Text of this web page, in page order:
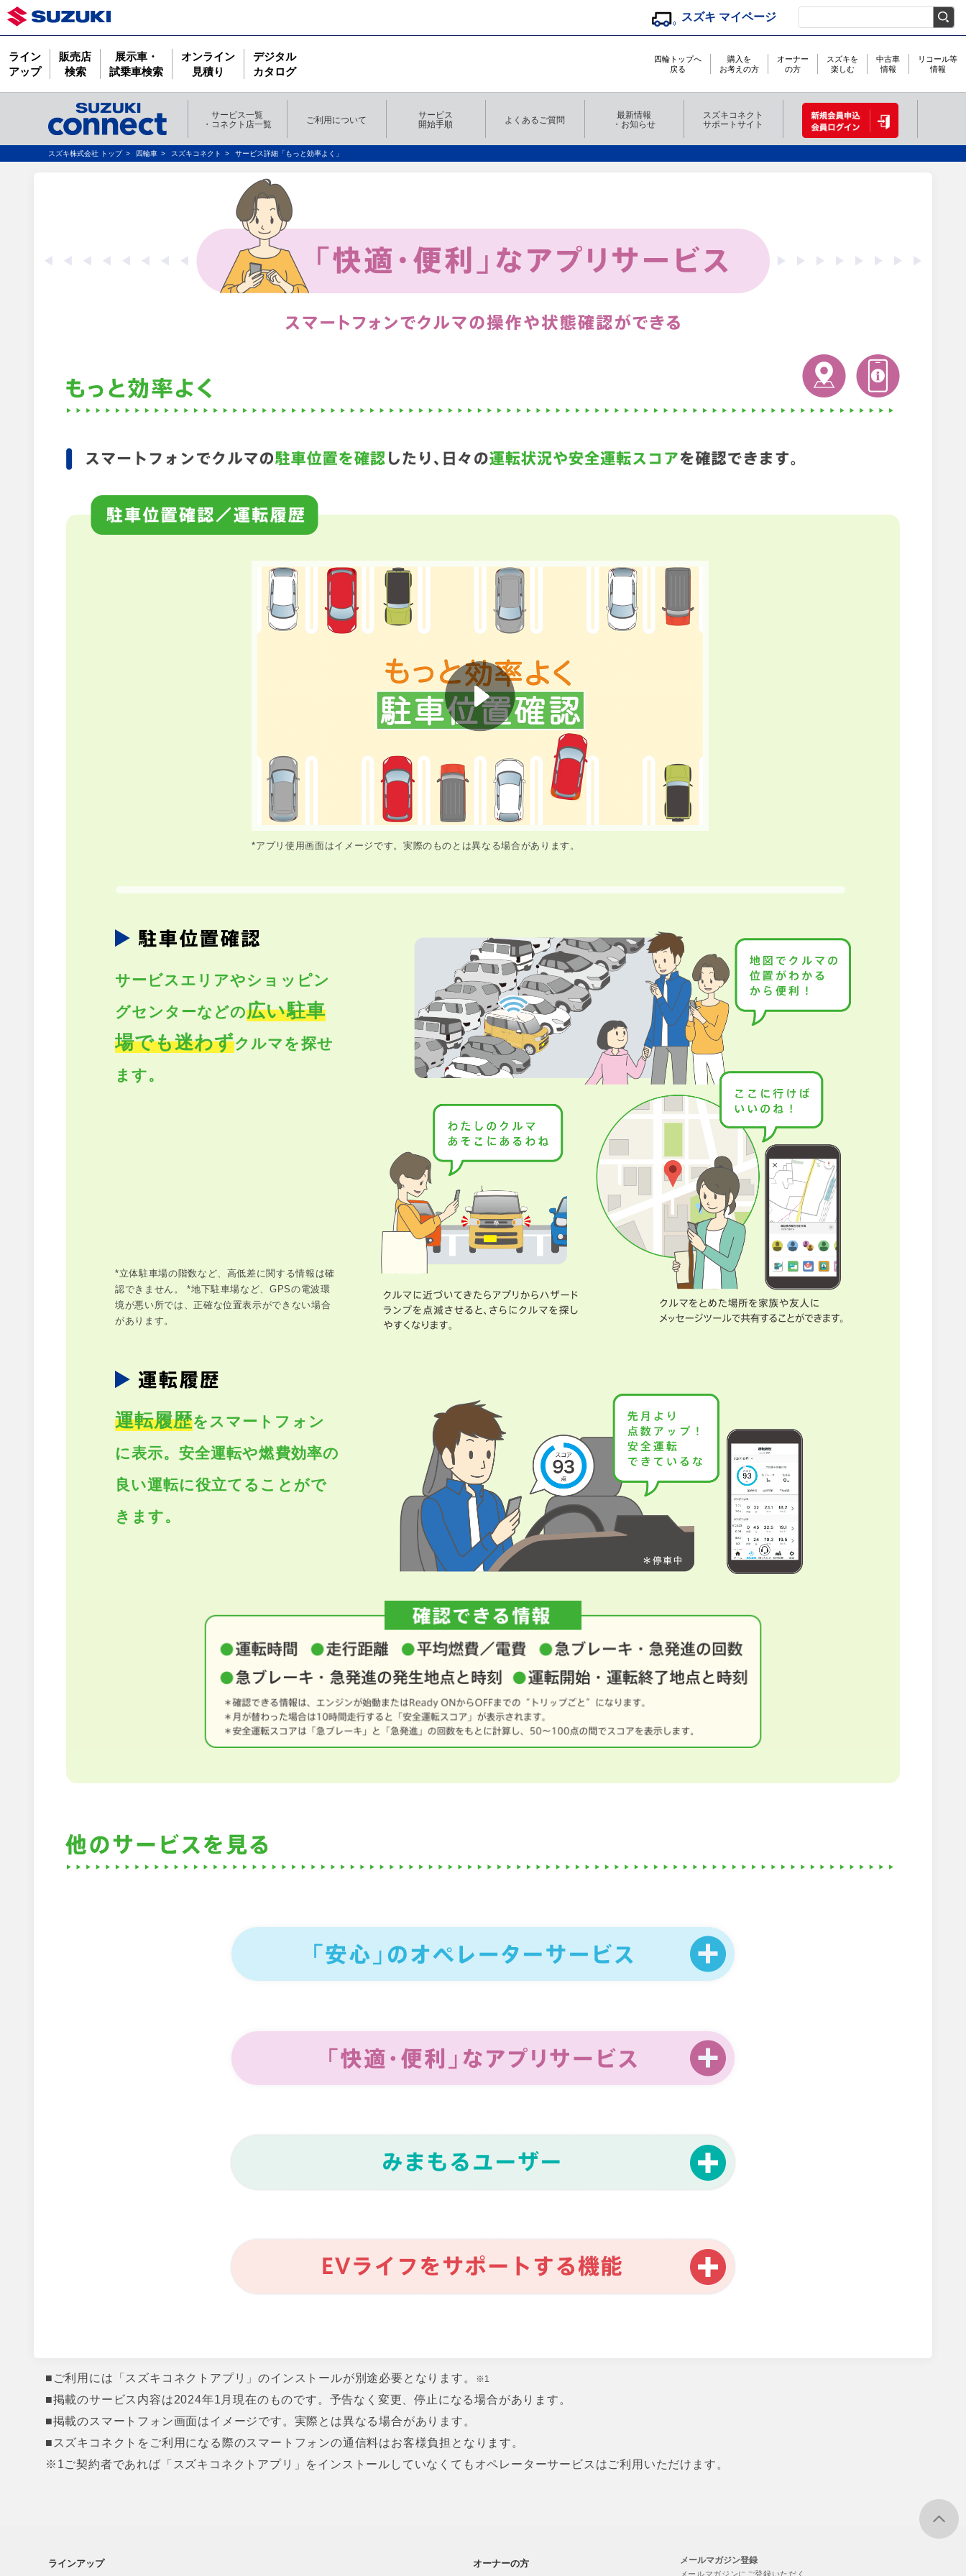
スズキ マイページ
ライン
アップ
販売店
検索
展示車・
試乗車検索
オンライン
見積り
デジタル
カタログ
四輪トップへ
戻る
購入を
お考えの方
オーナー
の方
スズキを
楽しむ
中古車
情報
リコール等
情報
サービス一覧
・コネクト店一覧
ご利用について
サービス
開始手順
よくあるご質問
最新情報
・お知らせ
スズキコネクト
サポートサイト
スズキ株式会社 トップ 四輪車 スズキコネクト サービス詳細「もっと効率よく」
*アプリ使用画面はイメージです。実際のものとは異なる場合があります。
サービスエリアやショッピン
グセンターなどの広い駐車
場でも迷わずクルマを探せ
ます。
*立体駐車場の階数など、高低差に関する情報は確
認できません。 *地下駐車場など、GPSの電波環
境が悪い所では、正確な位置表示ができない場合
があります。
運転履歴をスマートフォン
に表示。安全運転や燃費効率の
良い運転に役立てることがで
きます。
■ご利用には「スズキコネクトアプリ」のインストールが別途必要となります。 ※1
■掲載のサービス内容は2024年1月現在のものです。予告なく変更、停止になる場合があります。
■掲載のスマートフォン画面はイメージです。実際とは異なる場合があります。
■スズキコネクトをご利用になる際のスマートフォンの通信料はお客様負担となります。
※1ご契約者であれば「スズキコネクトアプリ」をインストールしていなくてもオペレーターサービスはご利用いただけます。
ラインアップ オーナーの方 メールマガジン登録
メールマガジンにご登録いただく